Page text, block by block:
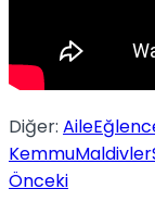
Diğer: Aile
KemmuMaldivler
Önceki